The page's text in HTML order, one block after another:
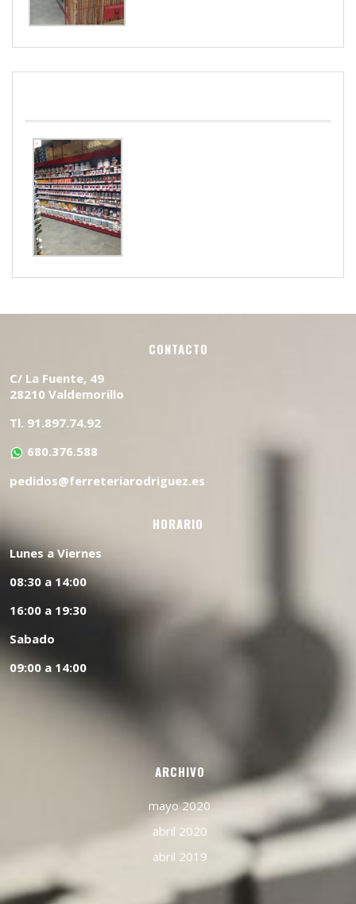
CONTACTO
C/ La Fuente, 49
28210 Valdemorillo
Tl. 91.897.74.92
680.376.588
pedidos@ferreteriarodriguez.es
HORARIO
Lunes a Viernes
08:30 a 14:00
16:00 a 19:30
Sabado
09:00 a 14:00
ARCHIVO
mayo 2020
abril 2020
abril 2019